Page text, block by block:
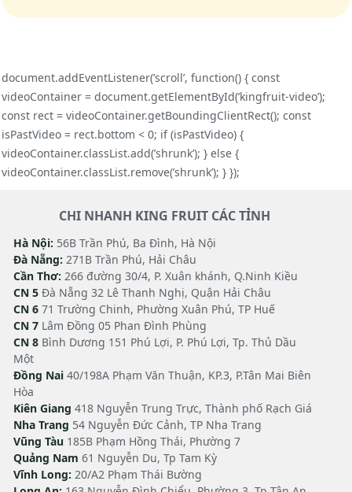
document.addEventListener(’scroll’, function() { const
videoContainer = document.getElementById(’kingfruit-video’);
const rect = videoContainer.getBoundingClientRect(); const
isPastVideo = rect.bottom < 0; if (isPastVideo) {
videoContainer.classList.add(’shrunk’); } else {
videoContainer.classList.remove(’shrunk’); } });
CHI NHANH KING FRUIT CÁC TỈNH
Hà Nội: 56B Trần Phú, Ba Đình, Hà Nội
Đà Nẵng: 271B Trần Phú, Hải Châu
Cần Thơ: 266 đường 30/4, P. Xuân khánh, Q.Ninh Kiều
CN 5 Đà Nẵng 32 Lê Thanh Nghị, Quận Hải Châu
CN 6 71 Trường Chinh, Phường Xuân Phú, TP Huế
CN 7 Lâm Đồng 05 Phan Đình Phùng
CN 8 Bình Dương 151 Phú Lợi, P. Phú Lợi, Tp. Thủ Dầu
Một
Đồng Nai 40/198A Phạm Văn Thuận, KP.3, P.Tân Mai Biên
Hòa
Kiên Giang 418 Nguyễn Trung Trực, Thành phố Rạch Giá
Nha Trang 54 Nguyễn Đức Cảnh, TP Nha Trang
Vũng Tàu 185B Phạm Hồng Thái, Phường 7
Quảng Nam 61 Nguyễn Du, Tp Tam Kỳ
Vĩnh Long: 20/A2 Phạm Thái Bường